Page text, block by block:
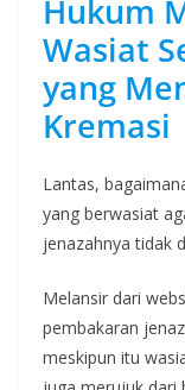
Hukum
Wasiat
yang
Kremasi
Lantas,
yang berwasiat
jenazahnya tidak
Melansir dari
pembakaran
meskipun itu